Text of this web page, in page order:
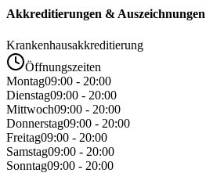
Akkreditierungen & Auszeichnungen
Krankenhausakkreditierung
Öffnungszeiten
Montag09:00 - 20:00
Dienstag09:00 - 20:00
Mittwoch09:00 - 20:00
Donnerstag09:00 - 20:00
Freitag09:00 - 20:00
Samstag09:00 - 20:00
Sonntag09:00 - 20:00